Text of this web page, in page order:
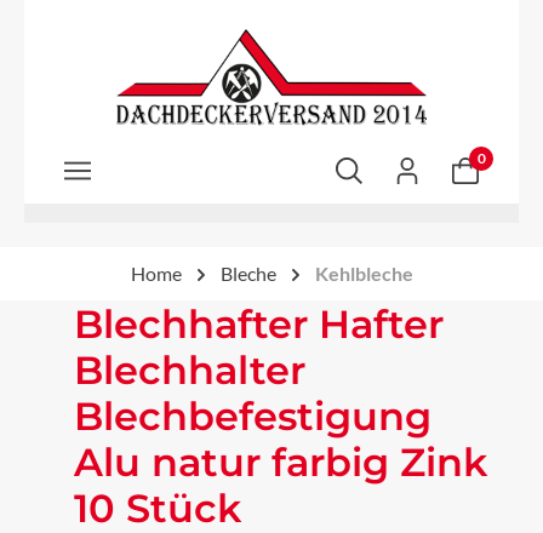
Zum Hauptinhalt springen
0
Home Bleche Kehlbleche
Blechhafter Hafter
Blechhalter
Blechbefestigung
Alu natur farbig Zink
10 Stück